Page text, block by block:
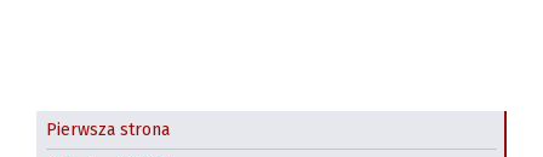
Pierwsza strona